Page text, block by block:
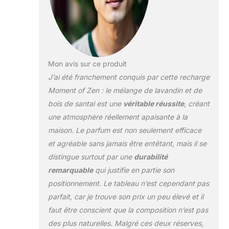
quotidien grâce à
des parfums
infusés aux huiles
essentielles à
s'adapte à toutes
vos envies grâce à
réglage d'intensité
de parfum (3
niveaux) ainsi que
de 6 réglages
design élégant et
moderne en fait un
merveilleux objet de
décoration
intérieure. PARFUM
: Prenez un instant
pour vous et
profitez de la
Mon avis sur ce produit
J’ai été franchement conquis par cette recharge
Moment of Zen : le mélange de lavandin et de
bois de santal est une véritable réussite, créant
une atmosphère réellement apaisante à la
maison. Le parfum est non seulement efficace
et agréable sans jamais être entêtant, mais il se
distingue surtout par une durabilité
remarquablequi justifie en partie son
positionnement. Le tableau n’est cependant pas
parfait, car je trouve son prix un peu élevé et il
faut être conscient que la composition n’est pas
des plus naturelles. Malgré ces deux réserves,